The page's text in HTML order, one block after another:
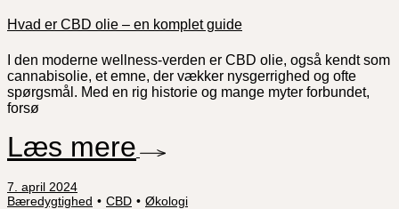
Hvad er CBD olie – en komplet guide
I den moderne wellness-verden er CBD olie, også kendt som
cannabisolie, et emne, der vækker nysgerrighed og ofte
spørgsmål. Med en rig historie og mange myter forbundet,
forsø
Læs mere
7. april 2024
Bæredygtighed
CBD Økologi